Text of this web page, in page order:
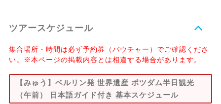
ツアースケジュール
集合場所・時間は必ず予約券（バウチャー）でご確認くださ
い。※本ページの掲載内容とは相違する場合があります。
【みゅう】ベルリン発 世界遺産 ポツダム半日観光
（午前） 日本語ガイド付き 基本スケジュール